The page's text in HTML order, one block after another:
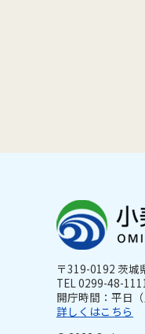
〒319-0192 茨城
TEL 0299-48-
開庁時間：平日
詳しくはこちら